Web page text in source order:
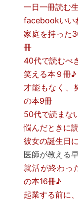
一日一冊読む
facebookいい
家庭を持った
冊
40代で読むべ
笑える本９冊♪
才能もなく、
の本9冊
50代で読まな
悩んだときに
彼女の誕生日
医師が教える
就活が終わっ
の本16冊♪
起業する前に